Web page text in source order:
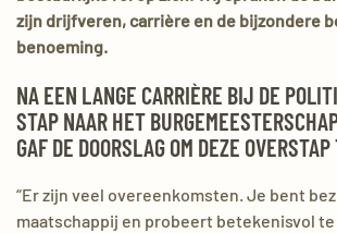
zijn drijfveren, carrière en de bijzondere
benoeming.
NA EEN LANGE CARRIÈRE BIJ DE
STAP NAAR HET
GAF DE DOORSLAG OM DEZE
“Er zijn veel overeenkomsten. Je bent
maatschappij en probeert betekenisvol te